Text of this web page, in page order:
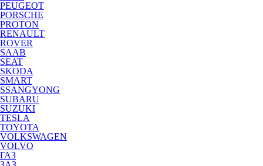
PEUGEOT
PORSCHE
PROTON
RENAULT
ROVER
SAAB
SEAT
SKODA
SMART
SSANGYONG
SUBARU
SUZUKI
TESLA
TOYOTA
VOLKSWAGEN
VOLVO
ГАЗ